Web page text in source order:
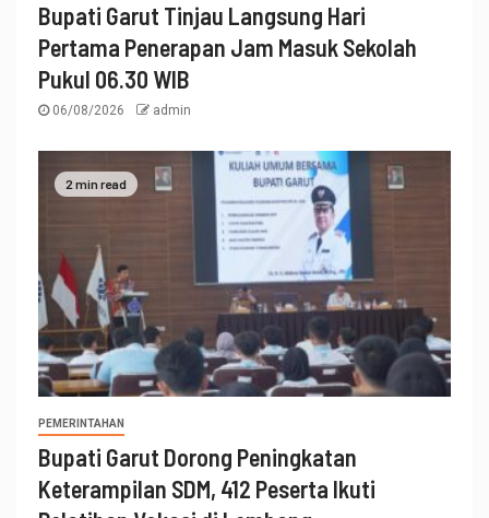
Bupati Garut Tinjau Langsung Hari
Pertama Penerapan Jam Masuk Sekolah
Pukul 06.30 WIB
06/08/2026 admin
2 min read
PEMERINTAHAN
Bupati Garut Dorong Peningkatan
Keterampilan SDM, 412 Peserta Ikuti